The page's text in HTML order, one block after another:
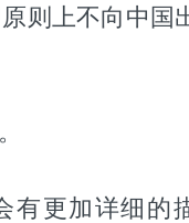
则上不向中国
有更加详细的